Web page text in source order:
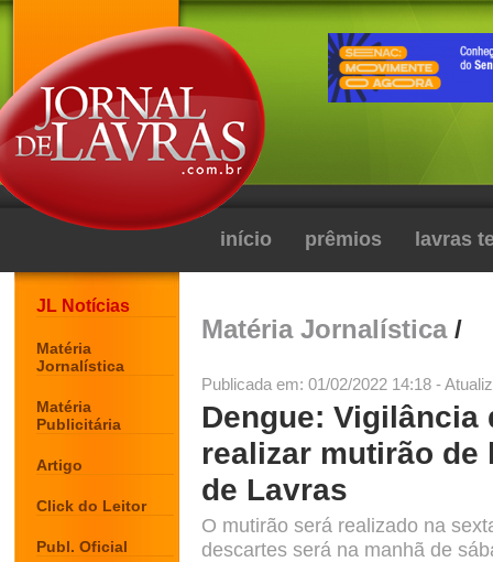
início prêmios lavras
JL Notícias
Matéria
Jornalística
Matéria
Publicitária
Artigo
Click do Leitor
Publ. Oficial
Matéria Jornalística/
Publicada em: 01/02/2022 14:18 -
Dengue:
realizar mutirão de
de Lavras
O mutirão será realizado na
descartes será na manhã de